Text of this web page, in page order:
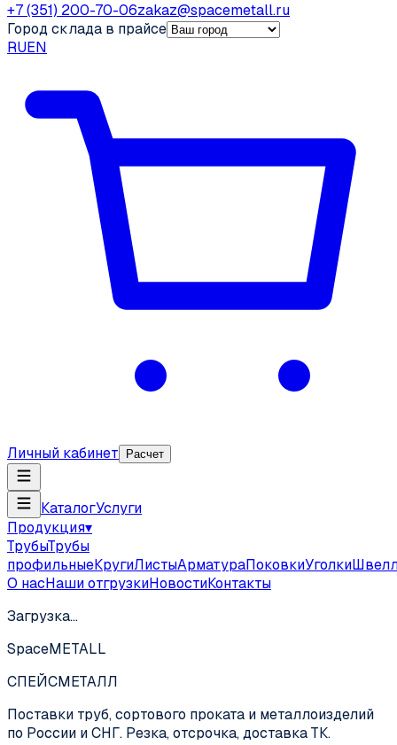
+7 (351) 200-70-06zakaz@spacemetall.ru
Город склада в прайсе
RUEN
Личный кабинет Расчет
КаталогУслуги
Продукция▾
ТрубыТрубы
профильныеКругиЛистыАрматураПоковкиУголки
О насНаши отгрузкиНовостиКонтакты
Загрузка…
SpaceMETALL
СПЕЙСМЕТАЛЛ
Поставки труб, сортового проката и металлоизделий
по России и СНГ. Резка, отсрочка, доставка ТК.